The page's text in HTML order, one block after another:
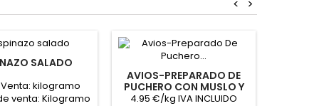
>
<
SALADO
kilogramo
venta: Kilogramo
AVIOS-PREPARADO DE
PUCHERO CON MUSLO Y
CERDO
4.95 €/kg IVA INCLUIDO